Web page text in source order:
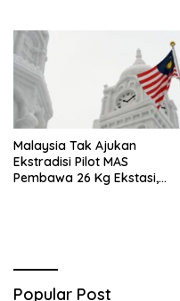
Malaysia Tak Ajukan
Ekstradisi Pilot MAS
Pembawa 26 Kg Ekstasi,
Popular Post